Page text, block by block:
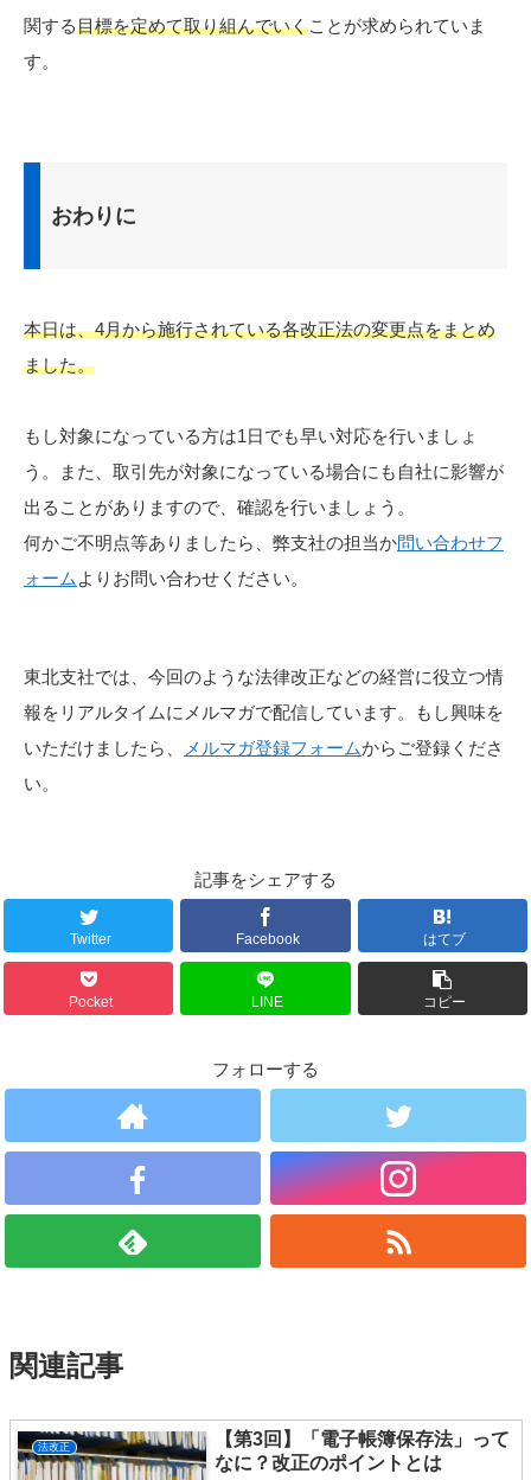
関する目標を定めて取り組んでいくことが求められていま
す。
おわりに
本日は、4月から施行されている各改正法の変更点をまとめ
ました。
もし対象になっている方は1日でも早い対応を行いましょ
う。また、取引先が対象になっている場合にも自社に影響が
出ることがありますので、確認を行いましょう。
何かご不明点等ありましたら、弊支社の担当か問い合わせフ
ォーム よりお問い合わせください。
東北支社では、今回のような法律改正などの経営に役立つ情
報をリアルタイムにメルマガで配信しています。もし興味を
いただけましたら、
メルマガ登録フォームからご登録くださ
い。
記事をシェアする
Twitter Facebook はてブ
Pocket LINE コピー
フォローする
関連記事
法改正
【第3回】「電子帳簿保存法」って
なに？改正のポイントとは